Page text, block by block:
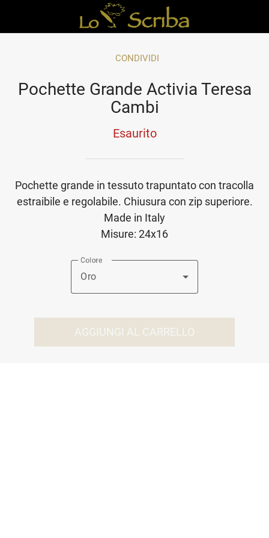
CONDIVIDI
Pochette Grande Activia Teresa
Cambi
Esaurito
Pochette grande in tessuto trapuntato con tracolla
estraibile e regolabile. Chiusura con zip superiore.
Made in Italy
Misure: 24x16
Colore
Oro
AGGIUNGI AL CARRELLO